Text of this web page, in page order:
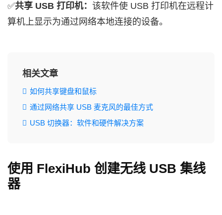
✅共享 USB 打印机： 该软件使 USB 打印机在远程计
算机上显示为通过网络本地连接的设备。
相关文章
如何共享键盘和鼠标
通过网络共享 USB 麦克风的最佳方式
USB 切换器：软件和硬件解决方案
使用 FlexiHub 创建无线 USB 集线
器